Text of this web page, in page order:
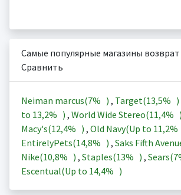
Самые популярные магазины
Сравнить
Neiman marcus(7% ) , Target(13,5% )
to 13,2% ) , World Wide Stereo(11,4% )
Macy's(12,4% ) , Old Navy(Up to 11,2%
EntirelyPets(14,8% ) , Saks Fifth
Nike(10,8% ) , Staples(13% ) , Sears(
Escentual(Up to 14,4% )